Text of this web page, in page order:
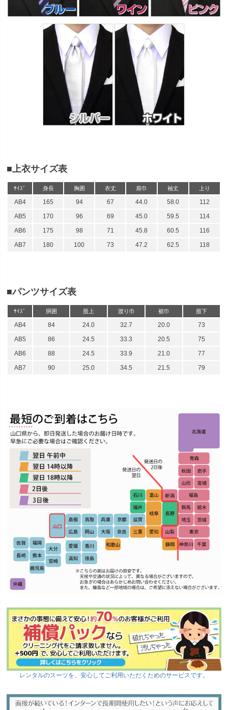
■上衣サイズ表
ｻｲｽﾞ 身長 胸囲 衣丈 肩巾 袖丈 上り
AB4 165 94 67 44.0 58.0
112
AB5
170 96 69 45.0 59.5
114
AB6
175 98 71 45.8 60.5
116
AB7
180 100 73 47.2 62.5 118
■パンツサイズ表
ｻｲｽﾞ 胴囲 股上 渡り巾 裾巾 股下
AB4 84 24.0 32.7 20.0
73
AB5
86 24.5 33.3 20.5
75
AB6
88 24.5 33.9 21.0
77
AB7
90 25.0 34.5 21.5 79
レンタルのスーツを、安心してご利用いただくためのサービスです。